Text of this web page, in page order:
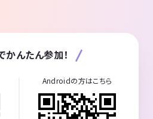
かんたん参加！
Androidの方はこちら